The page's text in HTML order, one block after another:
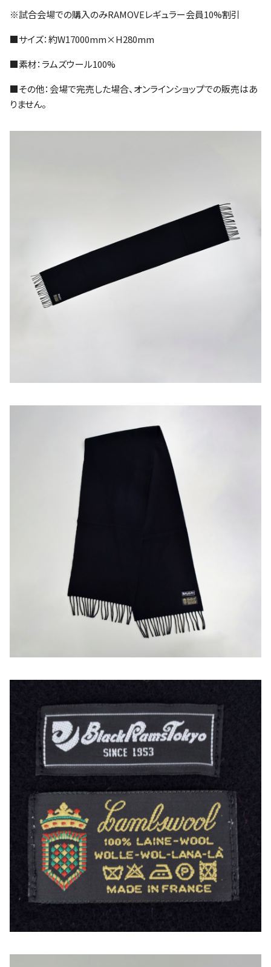
※試合会場での購入のみRAMOVEレギュラー会員10%割引
■サイズ：約W17000mm×H280mm
■素材：ラムズウール100%
■その他：会場で完売した場合、オンラインショップでの販売はあ
りません。